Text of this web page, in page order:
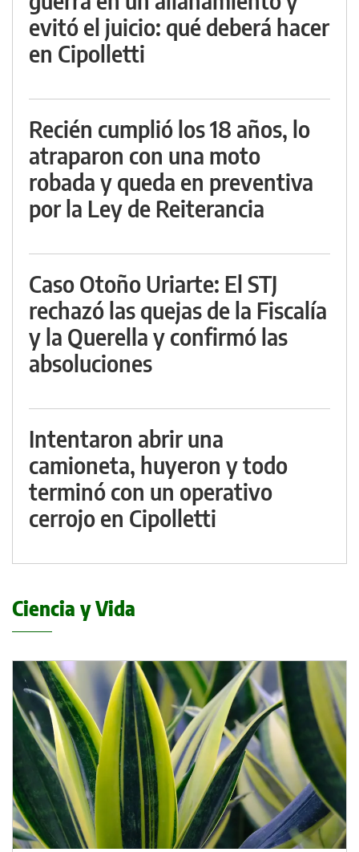
evitó el juicio: qué deberá hacer
en Cipolletti
Recién cumplió los 18 años, lo
atraparon con una moto
robada y queda en preventiva
por la Ley de Reiterancia
Caso Otoño Uriarte: El STJ
rechazó las quejas de la Fiscalía
y la Querella y confirmó las
absoluciones
Intentaron abrir una
camioneta, huyeron y todo
terminó con un operativo
cerrojo en Cipolletti
Ciencia y Vida